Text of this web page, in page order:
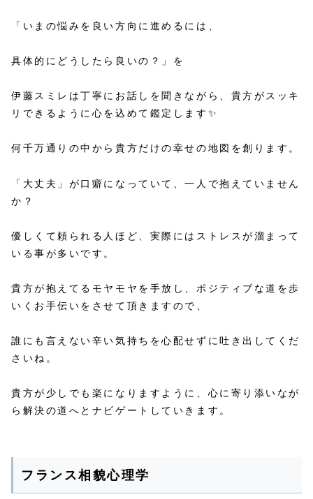
「いまの悩みを良い方向に進めるには、
具体的にどうしたら良いの？」を
伊藤スミレは丁寧にお話しを聞きながら、貴方がスッキ
リできるように心を込めて鑑定します✨
何千万通りの中から貴方だけの幸せの地図を創ります。
「大丈夫」が口癖になっていて、一人で抱えていません
か？
優しくて頼られる人ほど、実際にはストレスが溜まって
いる事が多いです。
貴方が抱えてるモヤモヤを手放し、ポジティブな道を歩
いくお手伝いをさせて頂きますので、
誰にも言えない辛い気持ちを心配せずに吐き出してくだ
さいね。
貴方が少しでも楽になりますように、心に寄り添いなが
ら解決の道へとナビゲートしていきます。
フランス相貌心理学